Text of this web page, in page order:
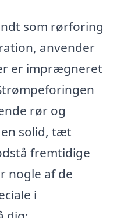
som rørforing
anvender
er imprægneret
rør og
solid, tæt
fremtidige
nogle af de
i